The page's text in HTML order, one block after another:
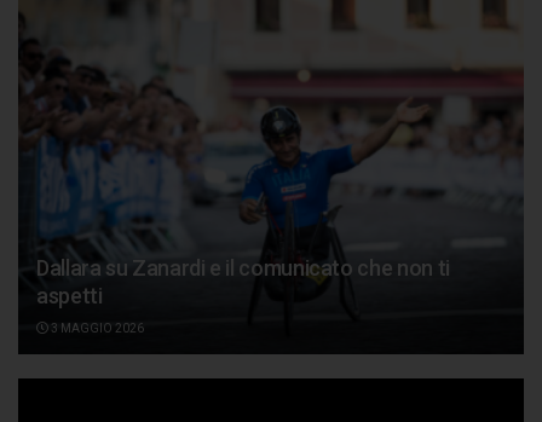
Dallara su Zanardi e il comunicato che non ti
aspetti
3 MAGGIO 2026